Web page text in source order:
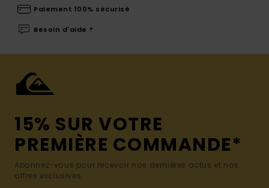
Paiement 100% sécurisé
Besoin d'aide ?
15% SUR VOTRE
PREMIÈRE COMMANDE*
Abonnez-vous pour recevoir nos dernières actus et nos
offres exclusives.